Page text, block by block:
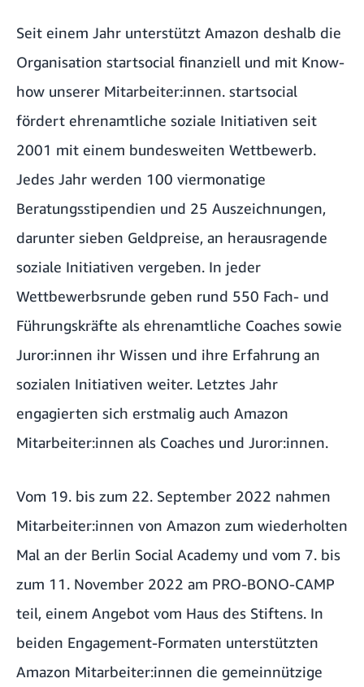
Seit einem Jahr unterstützt Amazon deshalb die
Organisation startsocial finanziell und mit Know-
how unserer Mitarbeiter:innen. startsocial
fördert ehrenamtliche soziale Initiativen seit
2001 mit einem bundesweiten Wettbewerb.
Jedes Jahr werden 100 viermonatige
Beratungsstipendien und 25 Auszeichnungen,
darunter sieben Geldpreise, an herausragende
soziale Initiativen vergeben. In jeder
Wettbewerbsrunde geben rund 550 Fach- und
Führungskräfte als ehrenamtliche Coaches sowie
Juror:innen ihr Wissen und ihre Erfahrung an
sozialen Initiativen weiter. Letztes Jahr
engagierten sich erstmalig auch Amazon
Mitarbeiter:innen als Coaches und Juror:innen.
Vom 19. bis zum 22. September 2022 nahmen
Mitarbeiter:innen von Amazon zum wiederholten
Mal an der Berlin Social Academy und vom 7. bis
zum 11. November 2022 am PRO-BONO-CAMP
teil, einem Angebot vom Haus des Stiftens. In
beiden Engagement-Formaten unterstützten
Amazon Mitarbeiter:innen die gemeinnützige